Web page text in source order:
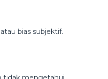
bias subjektif.